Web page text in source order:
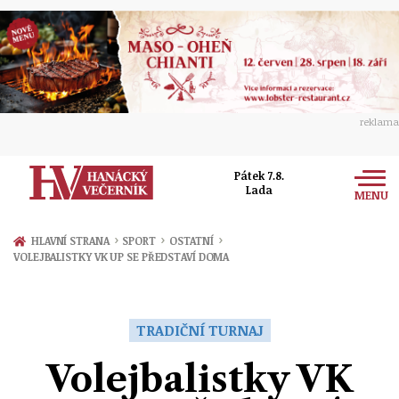
reklama
Pátek 7.8.
Lada
MENU
Zprávy
Přerov
Ekonomika
Ženy
Sport
HLAVNÍ STRANA › SPORT › OSTATNÍ ›
VOLEJBALISTKY VK UP SE PŘEDSTAVÍ DOMA
TRADIČNÍ TURNAJ
Volejbalistky VK